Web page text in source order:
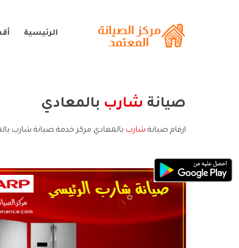
الرئيسية
صيانة شارب بالمعادي
ارقام صيانة شارب بالمعادي مركز خدمة صيانة شارب